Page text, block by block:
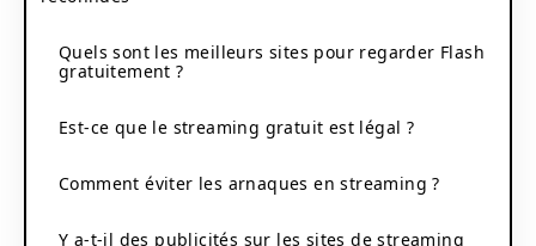
Quels sont les meilleurs sites pour regarder Flash
gratuitement ?
Est-ce que le streaming gratuit est légal ?
Comment éviter les arnaques en streaming ?
Y a-t-il des publicités sur les sites de streaming